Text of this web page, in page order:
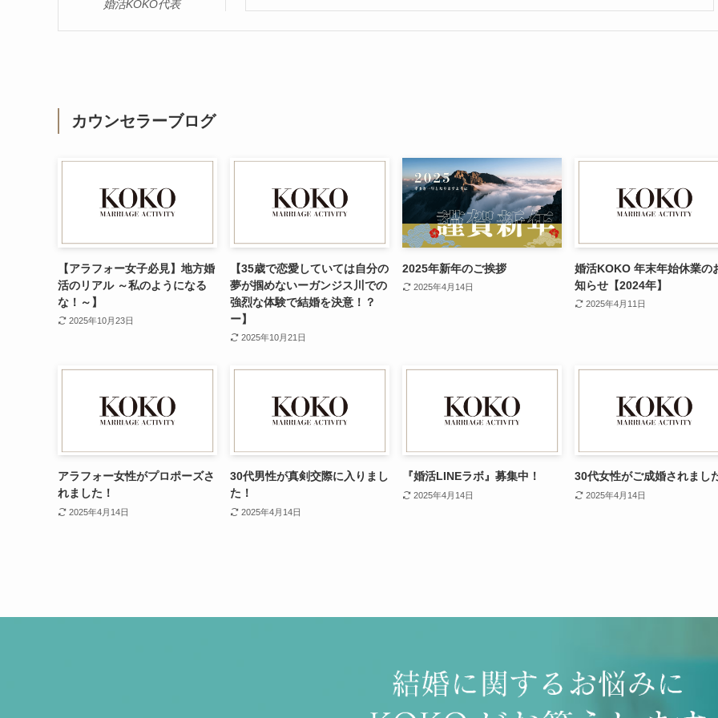
婚活KOKO代表
カウンセラーブログ
【アラフォー女子必見】地方婚
活のリアル ～私のようになる
な！～】
2025年10月23日
【35歳で恋愛していては自分の
夢が掴めないーガンジス川での
強烈な体験で結婚を決意！？
ー】
2025年10月21日
2025年新年のご挨拶
2025年4月14日
婚活KOKO 年末年始休業の
知らせ【2024年】
2025年4月11日
アラフォー女性がプロポーズさ
れました！
2025年4月14日
30代男性が真剣交際に入りまし
た！
2025年4月14日
『婚活LINEラボ』募集中！
2025年4月14日
30代女性がご成婚されまし
2025年4月14日